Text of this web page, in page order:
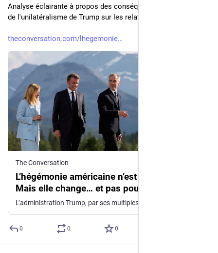
Analyse éclairante à propos des conséquences à long terme
de l'unilatéralisme de Trump sur les relations internationales.
theconversation.com/lhegemonie
The Conversation
L’hégémonie américaine n’est pas morte.
Mais elle change… et pas pour le mieux
0 0 0